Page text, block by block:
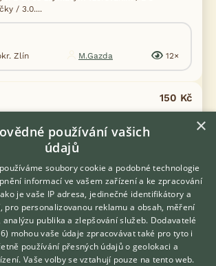
/ 3.0....
Zlín
M.Gazda 12×
150 Kč
Hledáte zvířecího kamaráda?
Zdarma vám poradí
VETERINÁŘ ONLINE
×
používání vašich
údajů
soubory cookie a podobné technologie
informací ve vašem zařízení a ke zpracování
je vaše IP adresa, jedinečné identifikátory a
pro personalizovanou reklamu a obsah, měření
publika a zlepšování služeb. Dodavatelé
mohou vaše údaje zpracovávat také pro tyto i
používání přesných údajů o geolokaci a
Vaše volby se vztahují pouze na tento web.